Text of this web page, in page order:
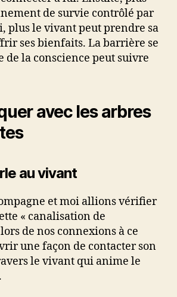
de survie contrôlé par
plus le vivant peut prendre sa
ses bienfaits. La barrière se
de la conscience peut suivre
avec les arbres
au vivant
et moi allions vérifier
« canalisation de
de nos connexions à ce
une façon de contacter son
le vivant qui anime le